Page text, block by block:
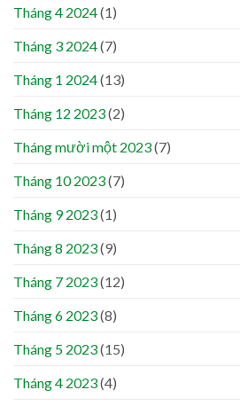
Tháng 4 2024(1)
Tháng 3 2024(7)
Tháng 1 2024(13)
Tháng 12 2023(2)
Tháng mười một 2023(7)
Tháng 10 2023(7)
Tháng 9 2023(1)
Tháng 8 2023(9)
Tháng 7 2023(12)
Tháng 6 2023(8)
Tháng 5 2023(15)
Tháng 4 2023(4)